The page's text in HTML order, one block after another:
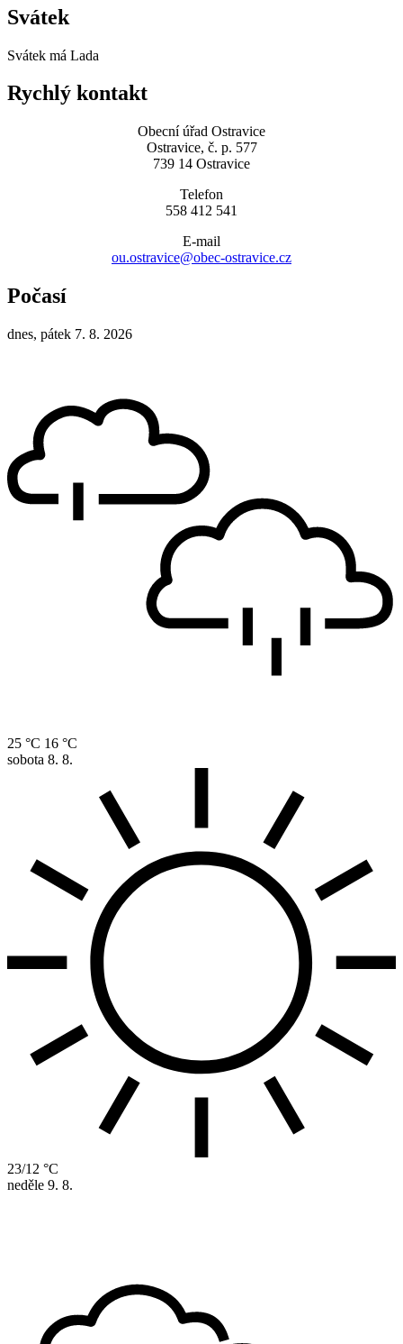
Svátek
Svátek má Lada
Rychlý kontakt
Obecní úřad Ostravice
Ostravice, č. p. 577
739 14 Ostravice
Telefon
558 412 541
E-mail
ou.ostravice@obec-ostravice.cz
Počasí
dnes, pátek 7. 8. 2026
25 °C 16 °C
sobota 8. 8.
23/12 °C
neděle 9. 8.